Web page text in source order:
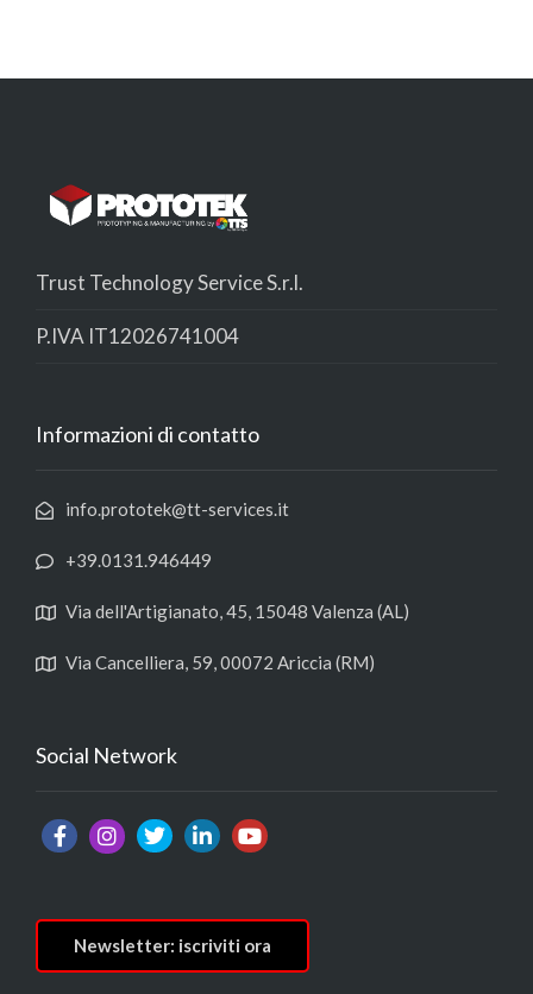
Trust Technology Service S.r.l.
P.IVA IT12026741004
Informazioni di contatto
info.prototek@tt-services.it
+39.0131.946449
Via dell'Artigianato, 45, 15048 Valenza (AL)
Via Cancelliera, 59, 00072 Ariccia (RM)
Social Network
Newsletter: iscriviti ora